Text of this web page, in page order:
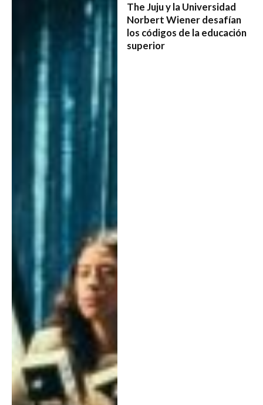
The Juju y la Universidad
Norbert Wiener desafían
los códigos de la educación
superior